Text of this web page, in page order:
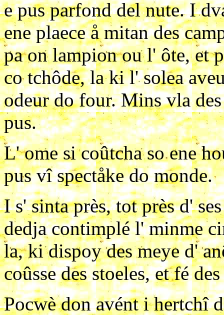
e pus parfond del nute. I
ene plaece å mitan des
pa on lampion ou l' ôte, et
co tchôde, la ki l' solea
odeur do four. Mins vla
pus.
L' ome si coûtcha so ene
pus vî spectåke do monde.
I s' sinta près, tot près d'
dedja contimplé l' minme
la, ki dispoy des meye d'
coûsse des stoeles, et fé
Pocwè don avént i hertchî